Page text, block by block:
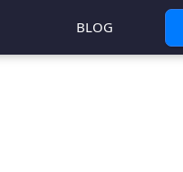
BLOG